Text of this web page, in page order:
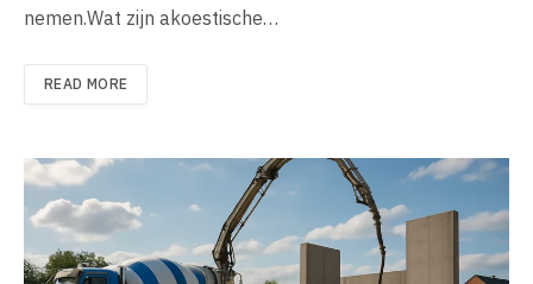
nemen.Wat zijn akoestische…
READ MORE